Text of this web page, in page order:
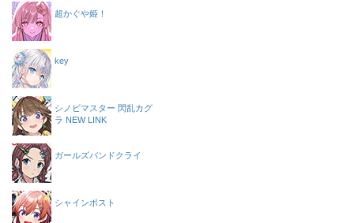
超かぐや姫！
key
シノビマスター 閃乱カグ
ラ NEW LINK
ガールズバンドクライ
シャインポスト